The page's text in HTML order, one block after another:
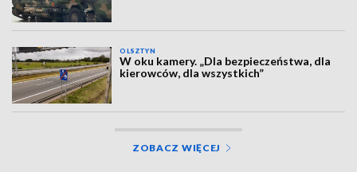
OLSZTYN
W oku kamery. „Dla bezpieczeństwa, dla
kierowców, dla wszystkich”
ZOBACZ WIĘCEJ